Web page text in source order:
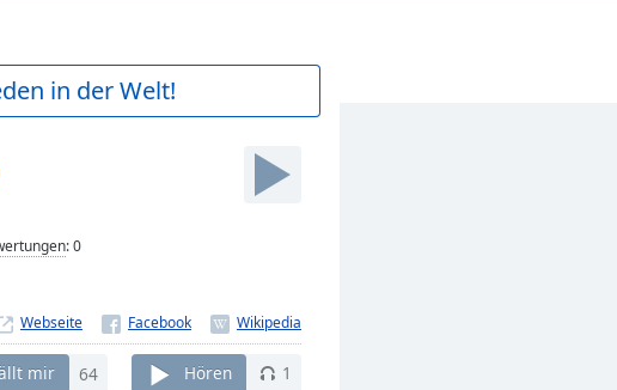
in der Welt!
:0
Webseite
mir 64 Hören 1